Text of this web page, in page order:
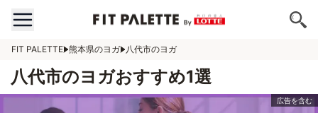
FIT PALETTE 熊本県のヨガ 八代市のヨガ
八代市のヨガおすすめ1選